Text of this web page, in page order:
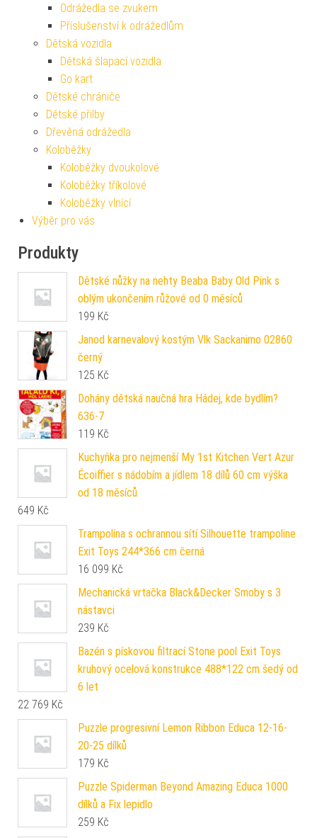
Odrážedla se zvukem
Příslušenství k odrážedlům
Dětská vozidla
Dětská šlapací vozidla
Go kart
Dětské chrániče
Dětské přilby
Dřevěná odrážedla
Koloběžky
Koloběžky dvoukolové
Koloběžky tříkolové
Koloběžky vlnící
Výběr pro vás
Produkty
Dětské nůžky na nehty Beaba Baby Old Pink s
oblým ukončením růžové od 0 měsíců
199 Kč
Janod karnevalový kostým Vlk Sackanimo 02860
černý
125 Kč
Dohány dětská naučná hra Hádej, kde bydlím?
636-7
119 Kč
Kuchyňka pro nejmenší My 1st Kitchen Vert Azur
Écoiffier s nádobím a jídlem 18 dílů 60 cm výška
od 18 měsíců
649 Kč
Trampolína s ochrannou sítí Silhouette trampoline
Exit Toys 244*366 cm černá
16 099 Kč
Mechanická vrtačka Black&Decker Smoby s 3
nástavci
239 Kč
Bazén s pískovou filtrací Stone pool Exit Toys
kruhový ocelová konstrukce 488*122 cm šedý od
6 let
22 769 Kč
Puzzle progresivní Lemon Ribbon Educa 12-16-
20-25 dílků
179 Kč
Puzzle Spiderman Beyond Amazing Educa 1000
dílků a Fix lepidlo
259 Kč